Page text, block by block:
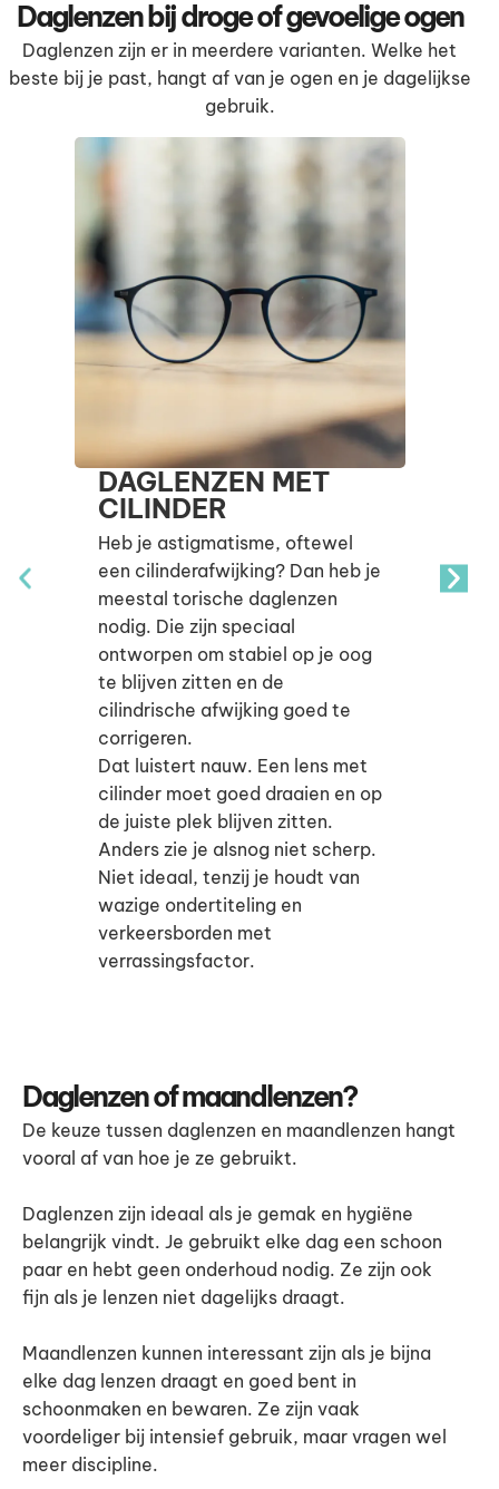
Daglenzen bij droge of gevoelige ogen
Daglenzen zijn er in meerdere varianten. Welke het
beste bij je past, hangt af van je ogen en je dagelijkse
gebruik.
DAGLENZEN MET
CILINDER
Heb je astigmatisme, oftewel
een cilinderafwijking? Dan heb je
meestal torische daglenzen
nodig. Die zijn speciaal
ontworpen om stabiel op je oog
te blijven zitten en de
cilindrische afwijking goed te
corrigeren.
Dat luistert nauw. Een lens met
cilinder moet goed draaien en op
de juiste plek blijven zitten.
Anders zie je alsnog niet scherp.
Niet ideaal, tenzij je houdt van
wazige ondertiteling en
verkeersborden met
verrassingsfactor.
Daglenzen of maandlenzen?
De keuze tussen daglenzen en maandlenzen hangt
vooral af van hoe je ze gebruikt.
Daglenzen zijn ideaal als je gemak en hygiëne
belangrijk vindt. Je gebruikt elke dag een schoon
paar en hebt geen onderhoud nodig. Ze zijn ook
fijn als je lenzen niet dagelijks draagt.
Maandlenzen kunnen interessant zijn als je bijna
elke dag lenzen draagt en goed bent in
schoonmaken en bewaren. Ze zijn vaak
voordeliger bij intensief gebruik, maar vragen wel
meer discipline.